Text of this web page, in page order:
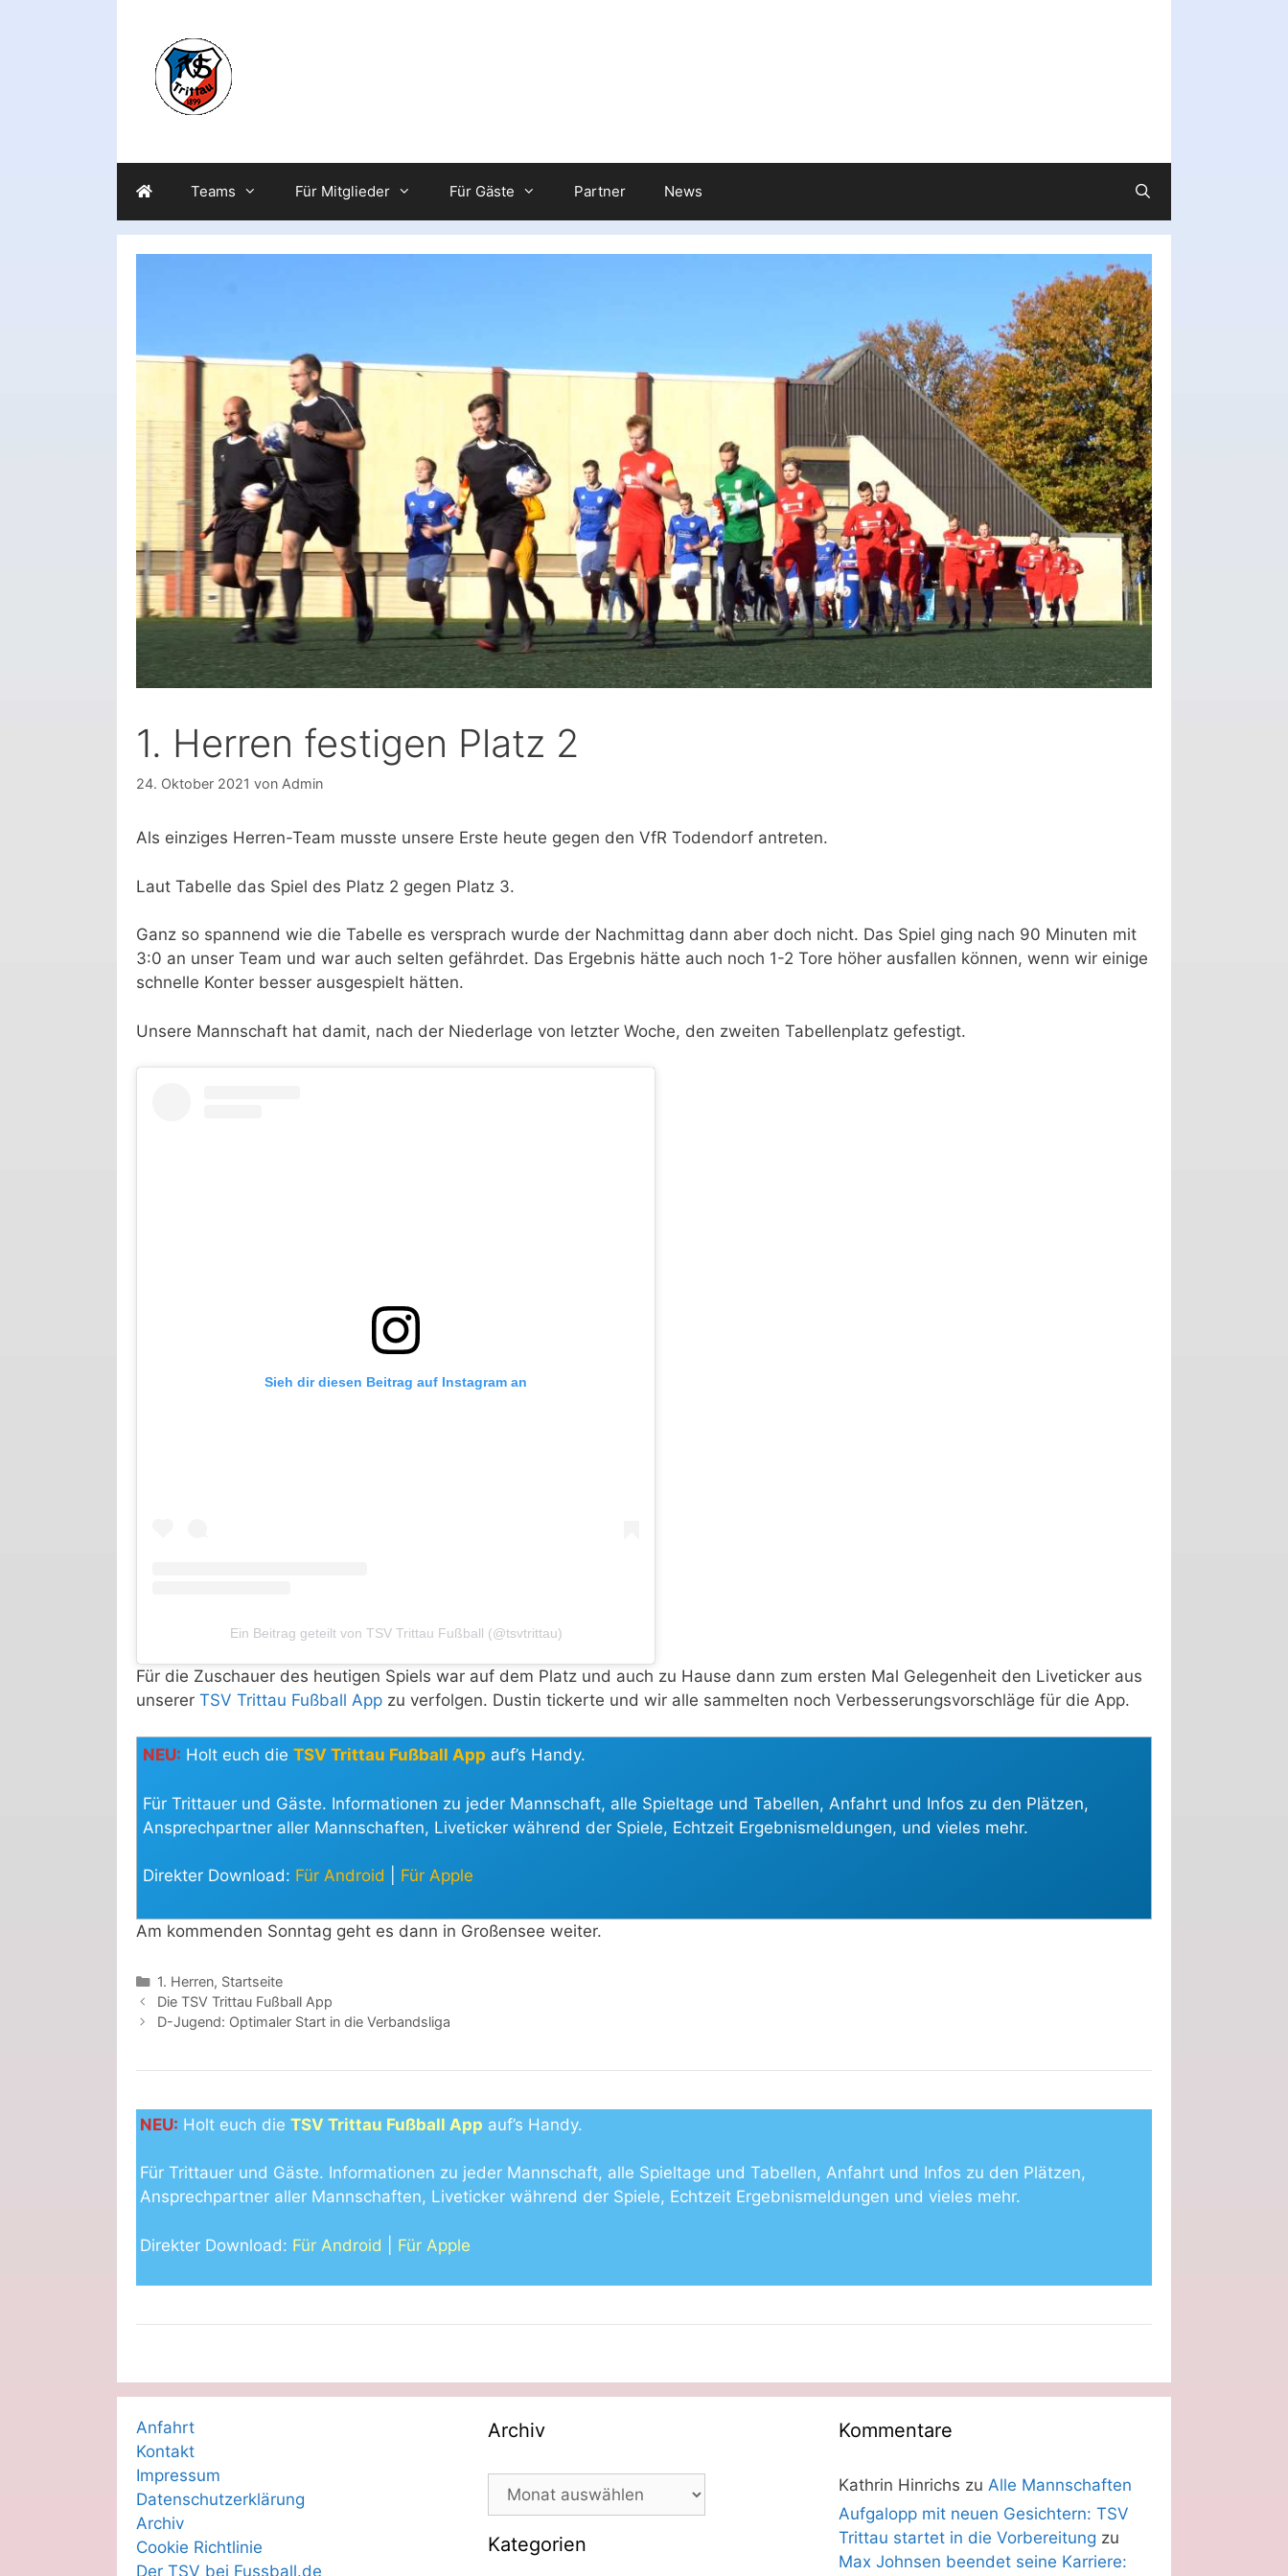
Teams Für Mitglieder Für Gäste Partner News
1. Herren festigen Platz 2
24. Oktober 2021 von Admin
Als einziges Herren-Team musste unsere Erste heute gegen den VfR Todendorf antreten.
Laut Tabelle das Spiel des Platz 2 gegen Platz 3.
Ganz so spannend wie die Tabelle es versprach wurde der Nachmittag dann aber doch nicht. Das Spiel ging nach 90 Minuten mit
3:0 an unser Team und war auch selten gefährdet. Das Ergebnis hätte auch noch 1-2 Tore höher ausfallen können, wenn wir einige
schnelle Konter besser ausgespielt hätten.
Unsere Mannschaft hat damit, nach der Niederlage von letzter Woche, den zweiten Tabellenplatz gefestigt.
Sieh dir diesen Beitrag auf Instagram an
Ein Beitrag geteilt von TSV Trittau Fußball (@tsvtrittau)
Für die Zuschauer des heutigen Spiels war auf dem Platz und auch zu Hause dann zum ersten Mal Gelegenheit den Liveticker aus
unserer TSV Trittau Fußball App zu verfolgen. Dustin tickerte und wir alle sammelten noch Verbesserungsvorschläge für die App.
NEU: Holt euch die TSV Trittau Fußball App auf’s Handy.
Für Trittauer und Gäste. Informationen zu jeder Mannschaft, alle Spieltage und Tabellen, Anfahrt und Infos zu den Plätzen,
Ansprechpartner aller Mannschaften, Liveticker während der Spiele, Echtzeit Ergebnismeldungen, und vieles mehr.
Direkter Download: Für Android Für Apple
Am kommenden Sonntag geht es dann in Großensee weiter.
Kategorien
1. Herren, Startseite
Die TSV Trittau Fußball App
D-Jugend: Optimaler Start in die Verbandsliga
NEU: Holt euch die TSV Trittau Fußball App auf’s Handy.
Für Trittauer und Gäste. Informationen zu jeder Mannschaft, alle Spieltage und Tabellen, Anfahrt und Infos zu den Plätzen,
Ansprechpartner aller Mannschaften, Liveticker während der Spiele, Echtzeit Ergebnismeldungen und vieles mehr.
Direkter Download: Für Android Für Apple
Anfahrt
Kontakt
Impressum
Datenschutzerklärung
Archiv
Cookie Richtlinie
Der TSV bei Fussball.de
Archiv
Archiv
Kategorien
Kommentare
Kathrin Hinrichs zuAlle Mannschaften
Aufgalopp mit neuen Gesichtern: TSV
Trittau startet in die Vorbereitung zu
Max Johnsen beendet seine Karriere: